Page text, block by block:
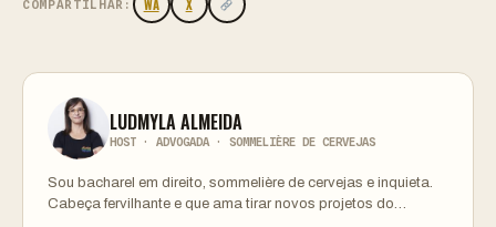
COMPARTILHAR: WA X
LUDMYLA ALMEIDA
HOST · ADVOGADA · SOMMELIÈRE DE CERVEJAS
Sou bacharel em direito, sommelière de cervejas e inquieta.
Cabeça fervilhante e que ama tirar novos projetos do…